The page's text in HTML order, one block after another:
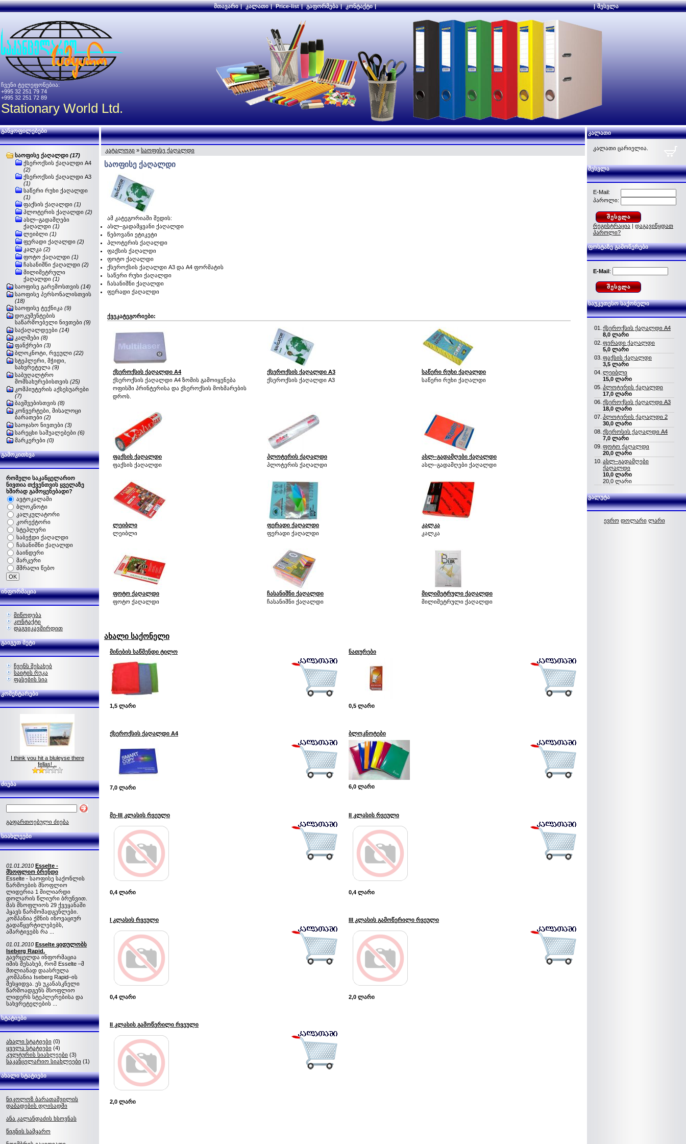
მთავარი | კალათი | Price-list | გაფორმება | კონტაქტი | | შესვლა
ჩვენი ტელეფონებია:
+995 32 251 79 74
+995 32 251 72 89
Stationary World Ltd.
განყოფილებები
საოფისე ქაღალდი (17)
ქსეროქსის ქაღალდი A4
(2)
ქსეროქსის ქაღალდი A3
(1)
საწერი რუხი ქაღალდი
(1)
ფაქსის ქაღალდი (1)
პლოტერის ქაღალდი (2)
ასლ–გადამღები
ქაღალდი (1)
ლეიბლი (1)
ფერადი ქაღალდი (2)
კალკა (2)
ფოტო ქაღალდი (1)
ჩასანიშნი ქაღალდი (2)
მილიმეტრული
ქაღალდი (1)
საოფისე გარემოსთვის (14)
საოფისე პერსონალისთვის
(18)
საოფისე ტექნიკა (9)
დოკუმენტების
საწარმოებელი ნივთები (9)
საქაღალდეები (14)
კალმები (8)
ფანქრები (3)
ბლოკნოტი, რვეული (22)
სტეპლერი, მჭიდი,
სახვრეტელა (9)
საბუღალტრო
მომსახურებისთვის (25)
კომპიუტერის აქსესუარები
(7)
ბავშვებისთვის (8)
კონვერტები, მისალოცი
ბარათები (2)
საოჯახო ნივთები (3)
სარეცხი საშუალებები (6)
მარკერები (0)
გამოკითხვა
რომელი საკანცელარიო
ნივთია თქვენთვის ყველაზე
ხშირად გამოყენებადი?
ავტოკალამი
ბლოკნოტი
კალკულატორი
კორექტორი
სტეპლერი
საბეჭდი ქაღალდი
ჩასანიშნი ქაღალდი
ბაინდერი
მარკერი
მშრალი წებო
ინფორმაცია
მიწოდება
კონტაქტი
დაგვიკავშირდით
გაიგეთ მეტი
ჩვენს შესახებ
საიტის რუკა
ფასების სია
კომენტარები
I think you hit a bluleyse there
fellas! ..
ძიება
გაფართოებული ძიება
სიახლეები
01.01.2010 Esselte -
მსოფლიო ბრენდი
Esselte - საოფისე საქონლის
წარმოების მსოფლიო
ლიდერია 1 მილიარდი
დოლარის წლიური ბრუნვით.
მას მსოფლიოს 29 ქვეყანაში
ჰყავს წარმომადგენლები.
კომპანია ქმნის ინოვაციურ
გადაწყვრტილებებს,
ამარტივებს რა ...
01.01.2010 Esselte ყიდულობს
Iseberg Rapid.
გავრცელდა ინფორმაცია
იმის შესახებ, რომ Esselte –მ
მთლიანად დაასრულა
კომპანია Iseberg Rapid–ის
შესყიდვა. ეს უკანასკნელი
წარმოადგენს მსოფლიო
ლიდერს სტეპლერებისა და
სახვრეტელების ...
სტატიები
ახალი სტატიები (0)
ყველა სტატიები (4)
კულტურის სიახლეები (3)
საკანცელარიო სიახლეები (1)
ახალი სტატიები
ნიკოლოზ ბარათაშვილის
დაბადების დღისადმი
ანა კალანდაძის ხსოვნას
წიგნის სამყარო
კატალოგი » საოფისე ქაღალდი
საოფისე ქაღალდი
ამ კატეგორიაში შედის:
ასლ–გადამყვანი ქაღალდი
წებოვანი ეტიკეტი
პლოტერის ქაღალდი
ფაქსის ქაღალდი
ფოტო ქაღალდი
ქსეროქსის ქაღალდი A3 და A4 ფორმატის
საწერი რუხი ქაღალდი
ჩასანიშნი ქაღალდი
ფერადი ქაღალდი
ქვეკატეგორიები:
ქსეროქსის ქაღალდი A4
ქსეროქსის ქაღალდი A4 ზომის გამოიყენება
ოფისში პრინტერისა და ქსეროქსის მოხმარების
დროს.
ქსეროქსის ქაღალდი A3
ქსეროქსის ქაღალდი A3
საწერი რუხი ქაღალდი
საწერი რუხი ქაღალდი
ფაქსის ქაღალდი
ფაქსის ქაღალდი
პლოტერის ქაღალდი
პლოტერის ქაღალდი
ასლ–გადამღები ქაღალდი
ასლ–გადამღები ქაღალდი
ლეიბლი
ლეიბლი
ფერადი ქაღალდი
ფერადი ქაღალდი
კალკა
კალკა
ფოტო ქაღალდი
ფოტო ქაღალდი
ჩასანიშნი ქაღალდი
ჩასანიშნი ქაღალდი
მილიმეტრული ქაღალდი
მილიმეტრული ქაღალდი
ახალი საქონელი
მინების საწმენდი ტილო
1,5 ლარი
ნათურები
0,5 ლარი
ქსეროქსის ქაღალდი A4
7,0 ლარი
ბლოკნოტები
6,0 ლარი
მე-III კლასის რვეული
0,4 ლარი
II კლასის რვეული
0,4 ლარი
I კლასის რვეული
0,4 ლარი
III კლასის გამოწერილი რვეული
2,0 ლარი
II კლასის გამოწერილი რვეული
2,0 ლარი
კალათი
კალათი ცარიელია.
შესვლა
E-Mail:
პაროლი:
რეგისტრაცია | დაგავიწყდათ
პაროლი?
ფოსტაზე გამოწერები
E-Mail:
საუკეთესო საქონელი
01. ქსეროქსის ქაღალდი A4
8,0 ლარი
02. ფერადი ქაღალდი
5,0 ლარი
03. ფაქსის ქაღალდი
3,5 ლარი
04. ლეიბლი
15,0 ლარი
05. პლოტერის ქაღალდი
17,0 ლარი
06. ქსეროქსის ქაღალდი A3
18,0 ლარი
07. პლოტერის ქაღალდი 2
30,0 ლარი
08. ქსეროსის ქაღალდი A4
7,0 ლარი
09. ფოტო ქაღალდი
20,0 ლარი
10. ასლ–გადამღები
ქაღალდი
10,0 ლარი
20,0 ლარი
ვალუტა
ევრო დოლარი ლარი